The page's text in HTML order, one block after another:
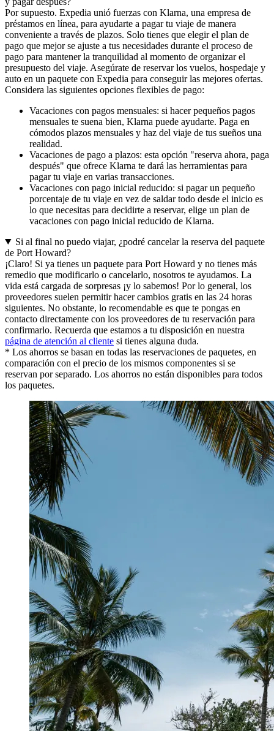
Por supuesto. Expedia unió fuerzas con Klarna, una empresa de
préstamos en línea, para ayudarte a pagar tu viaje de manera
conveniente a través de plazos. Solo tienes que elegir el plan de
pago que mejor se ajuste a tus necesidades durante el proceso de
pago para mantener la tranquilidad al momento de organizar el
presupuesto del viaje. Asegúrate de reservar los vuelos, hospedaje y
auto en un paquete con Expedia para conseguir las mejores ofertas.
Considera las siguientes opciones flexibles de pago:
Vacaciones con pagos mensuales: si hacer pequeños pagos
mensuales te suena bien, Klarna puede ayudarte. Paga en
cómodos plazos mensuales y haz del viaje de tus sueños una
realidad.
Vacaciones de pago a plazos: esta opción "reserva ahora, paga
después" que ofrece Klarna te dará las herramientas para
pagar tu viaje en varias transacciones.
Vacaciones con pago inicial reducido: si pagar un pequeño
porcentaje de tu viaje en vez de saldar todo desde el inicio es
lo que necesitas para decidirte a reservar, elige un plan de
vacaciones con pago inicial reducido de Klarna.
Si al final no puedo viajar, ¿podré cancelar la reserva del paquete
de Port Howard?
¡Claro! Si ya tienes un paquete para Port Howard y no tienes más
remedio que modificarlo o cancelarlo, nosotros te ayudamos. La
vida está cargada de sorpresas ¡y lo sabemos! Por lo general, los
proveedores suelen permitir hacer cambios gratis en las 24 horas
siguientes. No obstante, lo recomendable es que te pongas en
contacto directamente con los proveedores de tu reservación para
confirmarlo. Recuerda que estamos a tu disposición en nuestra
página de atención al cliente si tienes alguna duda.
* Los ahorros se basan en todas las reservaciones de paquetes, en
comparación con el precio de los mismos componentes si se
reservan por separado. Los ahorros no están disponibles para todos
los paquetes.